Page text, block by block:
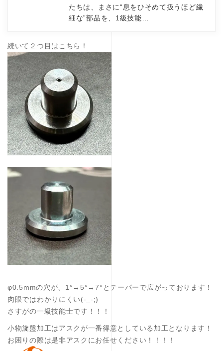
たちは、まさに“息をひそめて扱うほど繊
細な”部品を、1級技能…
続いて２つ目はこちら！
φ0.5mmの穴が、1°→5°→7°とテーパーで広がっております！
肉眼ではわかりにくい(-_-;)
さすがの一級技能士です！！！
小物旋盤加工はアスクが一番得意としている加工となります！
お困りの際は是非アスクにお任せください！！！！